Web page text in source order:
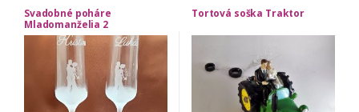
Svadobné poháre
Mladomanželia 2
Tortová soška Traktor